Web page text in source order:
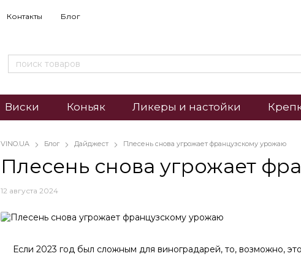
Контакты Блог
Виски Коньяк Ликеры и настойки
VINO.UA Блог Дайджест Плесень снова угрожает французскому урожаю
Плесень снова угрожает
12 августа 2024
Если 2023 год был сложным для виноградарей, то, возможно,